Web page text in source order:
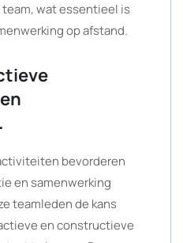
wat essentieel is
op afstand.
bevorderen
en samenwerking
teamleden de kans
en constructieve